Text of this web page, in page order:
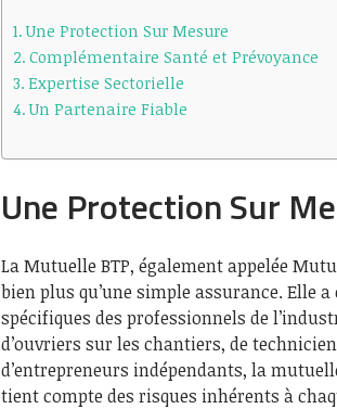
Une Protection Sur Mesure
Complémentaire Santé et Prévoyance
Expertise Sectorielle
Un Partenaire Fiable
Une Protection Sur
La Mutuelle BTP, également appelée
bien plus qu’une simple assurance. Elle
spécifiques des professionnels de
d’ouvriers sur les chantiers, de
d’entrepreneurs indépendants, la
tient compte des risques inhérents à